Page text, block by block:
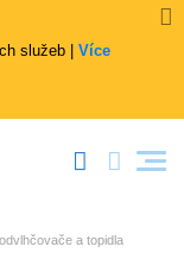
služeb | Více
a topidla